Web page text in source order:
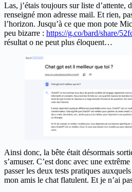
Las, j’étais toujours sur liste d’attente,
renseigné mon adresse mail. Et rien,
l’horizon. Jusqu’à ce que mon pote
peu bizarre : https://g.co/bard/share/
résultat o ne peut plus éloquent…
Ainsi donc, la bête était désormais
s’amuser. C’est donc avec une
passer les deux tests pratiques
mon amis le chat flatulent. Et je n’ai